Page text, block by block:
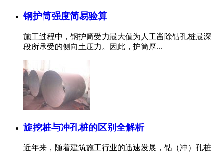
钢护筒强度简易验算
施工过程中，钢护筒受力最大值为人工凿除钻孔桩最深
段所承受的侧向土压力。因此，护筒厚...
旋挖桩与冲孔桩的区别全解析
近年来，随着建筑施工行业的迅速发展，钻（冲）孔桩